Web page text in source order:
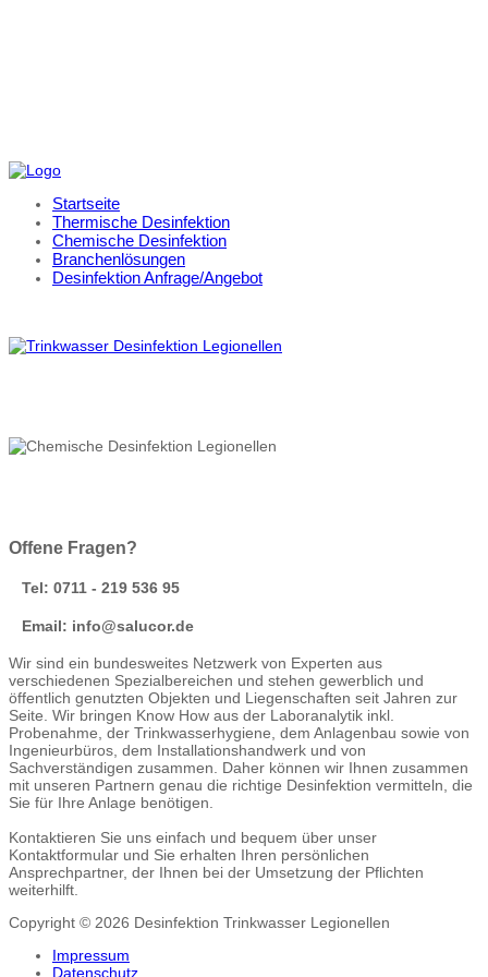
Startseite
Thermische Desinfektion
Chemische Desinfektion
Branchenlösungen
Desinfektion Anfrage/Angebot
Offene Fragen?
Tel: 0711 - 219 536 95
Email: info@salucor.de
Wir sind ein bundesweites Netzwerk von Experten aus
verschiedenen Spezialbereichen und stehen gewerblich und
öffentlich genutzten Objekten und Liegenschaften seit Jahren zur
Seite. Wir bringen Know How aus der Laboranalytik inkl.
Probenahme, der Trinkwasserhygiene, dem Anlagenbau sowie von
Ingenieurbüros, dem Installationshandwerk und von
Sachverständigen zusammen. Daher können wir Ihnen zusammen
mit unseren Partnern genau die richtige Desinfektion vermitteln, die
Sie für Ihre Anlage benötigen.
Kontaktieren Sie uns einfach und bequem über unser
Kontaktformular und Sie erhalten Ihren persönlichen
Ansprechpartner, der Ihnen bei der Umsetzung der Pflichten
weiterhilft.
Copyright © 2026 Desinfektion Trinkwasser Legionellen
Impressum
Datenschutz